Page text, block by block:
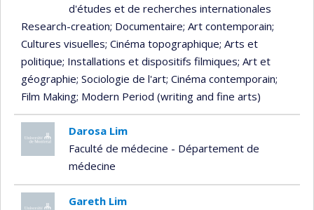
d'études et de recherches internationales
Research-creation; Documentaire; Art contemporain;
Cultures visuelles; Cinéma topographique; Arts et
politique; Installations et dispositifs filmiques; Art et
géographie; Sociologie de l'art; Cinéma contemporain;
Film Making; Modern Period (writing and fine arts)
Darosa Lim
Faculté de médecine - Département de
médecine
Gareth Lim